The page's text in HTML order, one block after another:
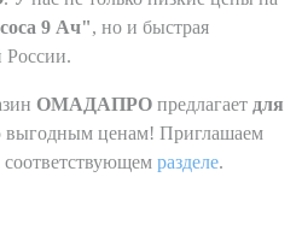
9 Ач", но и быстрая
России.
ОМАДАПРО предлагает для
выгодным ценам! Приглашаем
соответствующем разделе.